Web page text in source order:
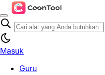
Masuk
Guru